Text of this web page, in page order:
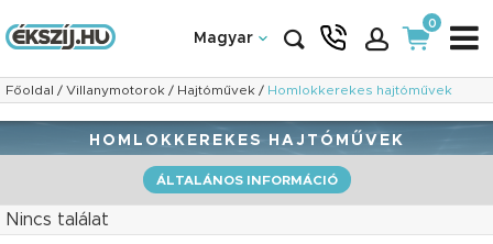
Magyar
0
Főoldal / Villanymotorok / Hajtóművek / Homlokkerekes hajtóművek
HOMLOKKEREKES HAJTÓMŰVEK
ÁLTALÁNOS INFORMÁCIÓ
Nincs találat